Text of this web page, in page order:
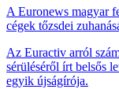
A Euronews magyar
cégek tőzsdei
Az Euractiv arról
sérüléséről írt belsős
egyik újságírója.